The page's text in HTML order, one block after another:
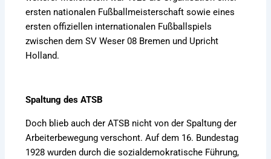
ersten nationalen Fußballmeisterschaft sowie eines
ersten offiziellen internationalen Fußballspiels
zwischen dem SV Weser 08 Bremen und Upricht
Holland.
Spaltung des ATSB
Doch blieb auch der ATSB nicht von der Spaltung der
Arbeiterbewegung verschont. Auf dem 16. Bundestag
1928 wurden durch die sozialdemokratische Führung,